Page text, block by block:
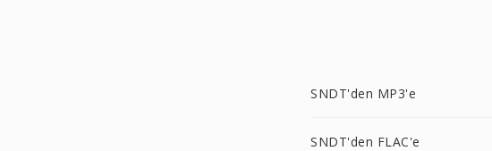
SNDT'den MP3'e
SNDT'den FLAC'e